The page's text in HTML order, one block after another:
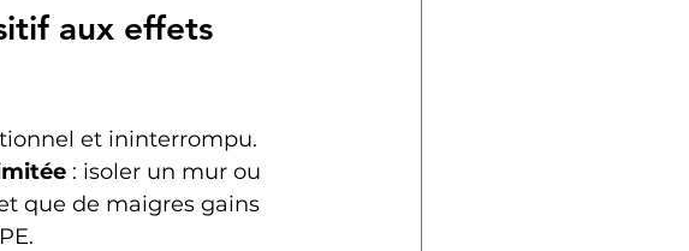
aux effets
et ininterrompu.
: isoler un mur ou
que de maigres gains